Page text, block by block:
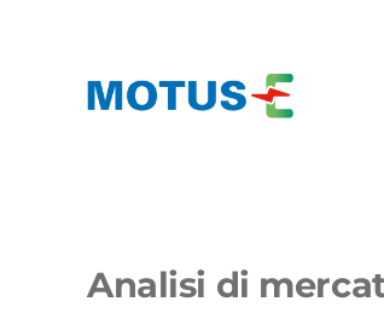
contenuto
Analisi di